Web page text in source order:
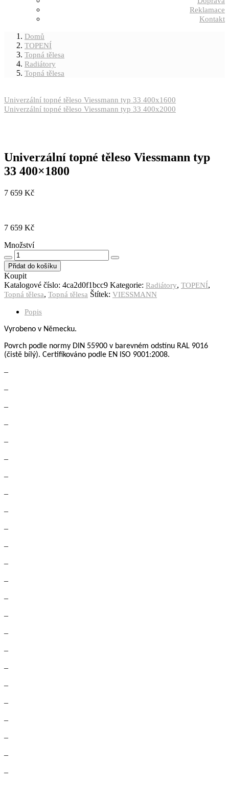
Reklamace
Kontakt
Domů
TOPENÍ
Topná tělesa
Radiátory
Topná tělesa
Univerzální topné těleso Viessmann typ 33 400x1600
Univerzální topné těleso Viessmann typ 33 400x2000
Univerzální topné těleso Viessmann typ
33 400×1800
7 659 Kč
7 659 Kč
MnožstvíMnožství
Přidat do košíku
Koupit
Katalogové číslo: 4ca2d0f1bcc9 Kategorie: Radiátory, TOPENÍ,
Topná tělesa, Topná tělesa Štítek: VIESSMANN
Popis
Vyrobeno v Německu.
Povrch podle normy DIN 55900 v barevném odstínu RAL 9016
(čistě bílý). Certifikováno podle EN ISO 9001:2008.
–
–
–
–
–
–
–
–
–
–
–
–
–
–
–
–
–
–
–
–
–
–
–
–